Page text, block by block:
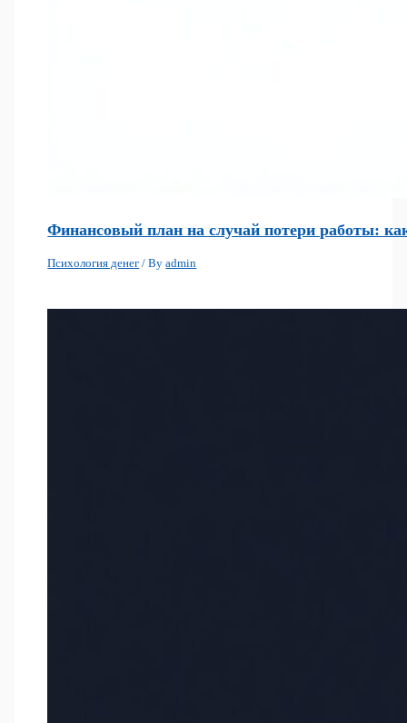
Финансовый план на случай потери работы:
Психология денег / Byadmin